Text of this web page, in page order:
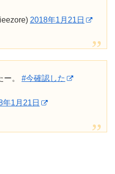
2018年1月21日
ー。 #今確認した
年1月21日